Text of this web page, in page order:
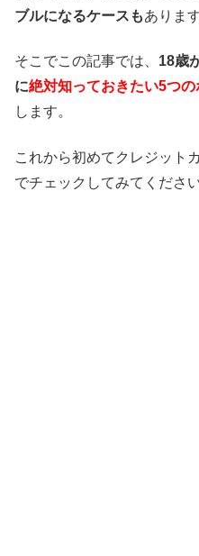
ブルになるケースもあります
そこでこの記事では、 18歳
に絶対知っておきたい5つの
します。
これから初めてクレジット
でチェックしてみてください